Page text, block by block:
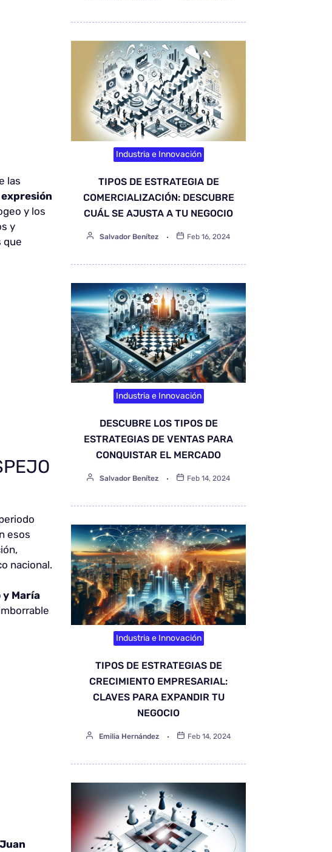
las
y los
y
que
esos
nacional.
María
Industria e Innovación
TIPOS DE ESTRATEGIA DE
COMERCIALIZACIÓN: DESCUBRE
CUÁL SE AJUSTA A TU NEGOCIO
Salvador Benítez Feb 16, 2024
Industria e Innovación
DESCUBRE LOS TIPOS DE
ESTRATEGIAS DE VENTAS PARA
CONQUISTAR EL MERCADO
Salvador Benítez Feb 14, 2024
Industria e Innovación
TIPOS DE ESTRATEGIAS DE
CRECIMIENTO EMPRESARIAL:
CLAVES PARA EXPANDIR TU
NEGOCIO
Emilia Hernández Feb 14, 2024